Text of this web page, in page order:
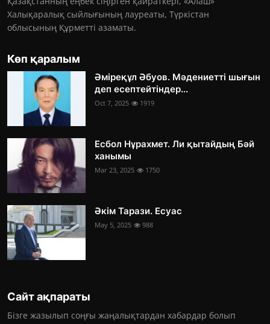
Халықаралық сыйлығының лауреаты, Түркістан
облысының Құрметті азаматы.
Көп қаралым
Әміреқұл Әбуов. Мәдениетті шығын
деп есептейтіндер...
Oct 7, 2025 1919
Есбол Нұрахмет. Ли қытайдың Бәй
ханымы
Mar 23, 2025 1750
Әкім Тарази. Есуас
May 5, 2025 988
Сайт ақпараты
Бізге жазылып соңғы жаңалықтардан хабардар болып